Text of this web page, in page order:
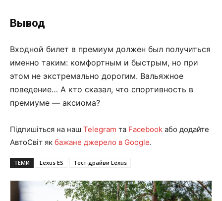
Вывод
Входной билет в премиум должен был получиться
именно таким: комфортным и быстрым, но при
этом не экстремально дорогим. Вальяжное
поведение… А кто сказал, что спортивность в
премиуме — аксиома?
Підпишіться на наш Telegram та Facebook або додайте
АвтоСвіт як бажане джерело в Google.
ТЕМИ Lexus ES Тест-драйви Lexus